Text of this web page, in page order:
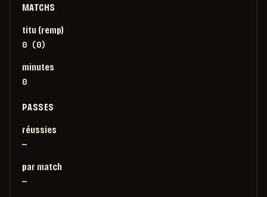
MATCHS
titu (remp)
0 (0)
minutes
0
PASSES
réussies
—
par match
—